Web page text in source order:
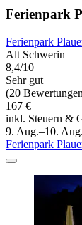
Ferienpark
Ferienpark
Alt Schwerin
8,4/10
Sehr gut
(20
167 €
inkl. Steuern &
9. Aug.–10. Aug.
Ferienpark